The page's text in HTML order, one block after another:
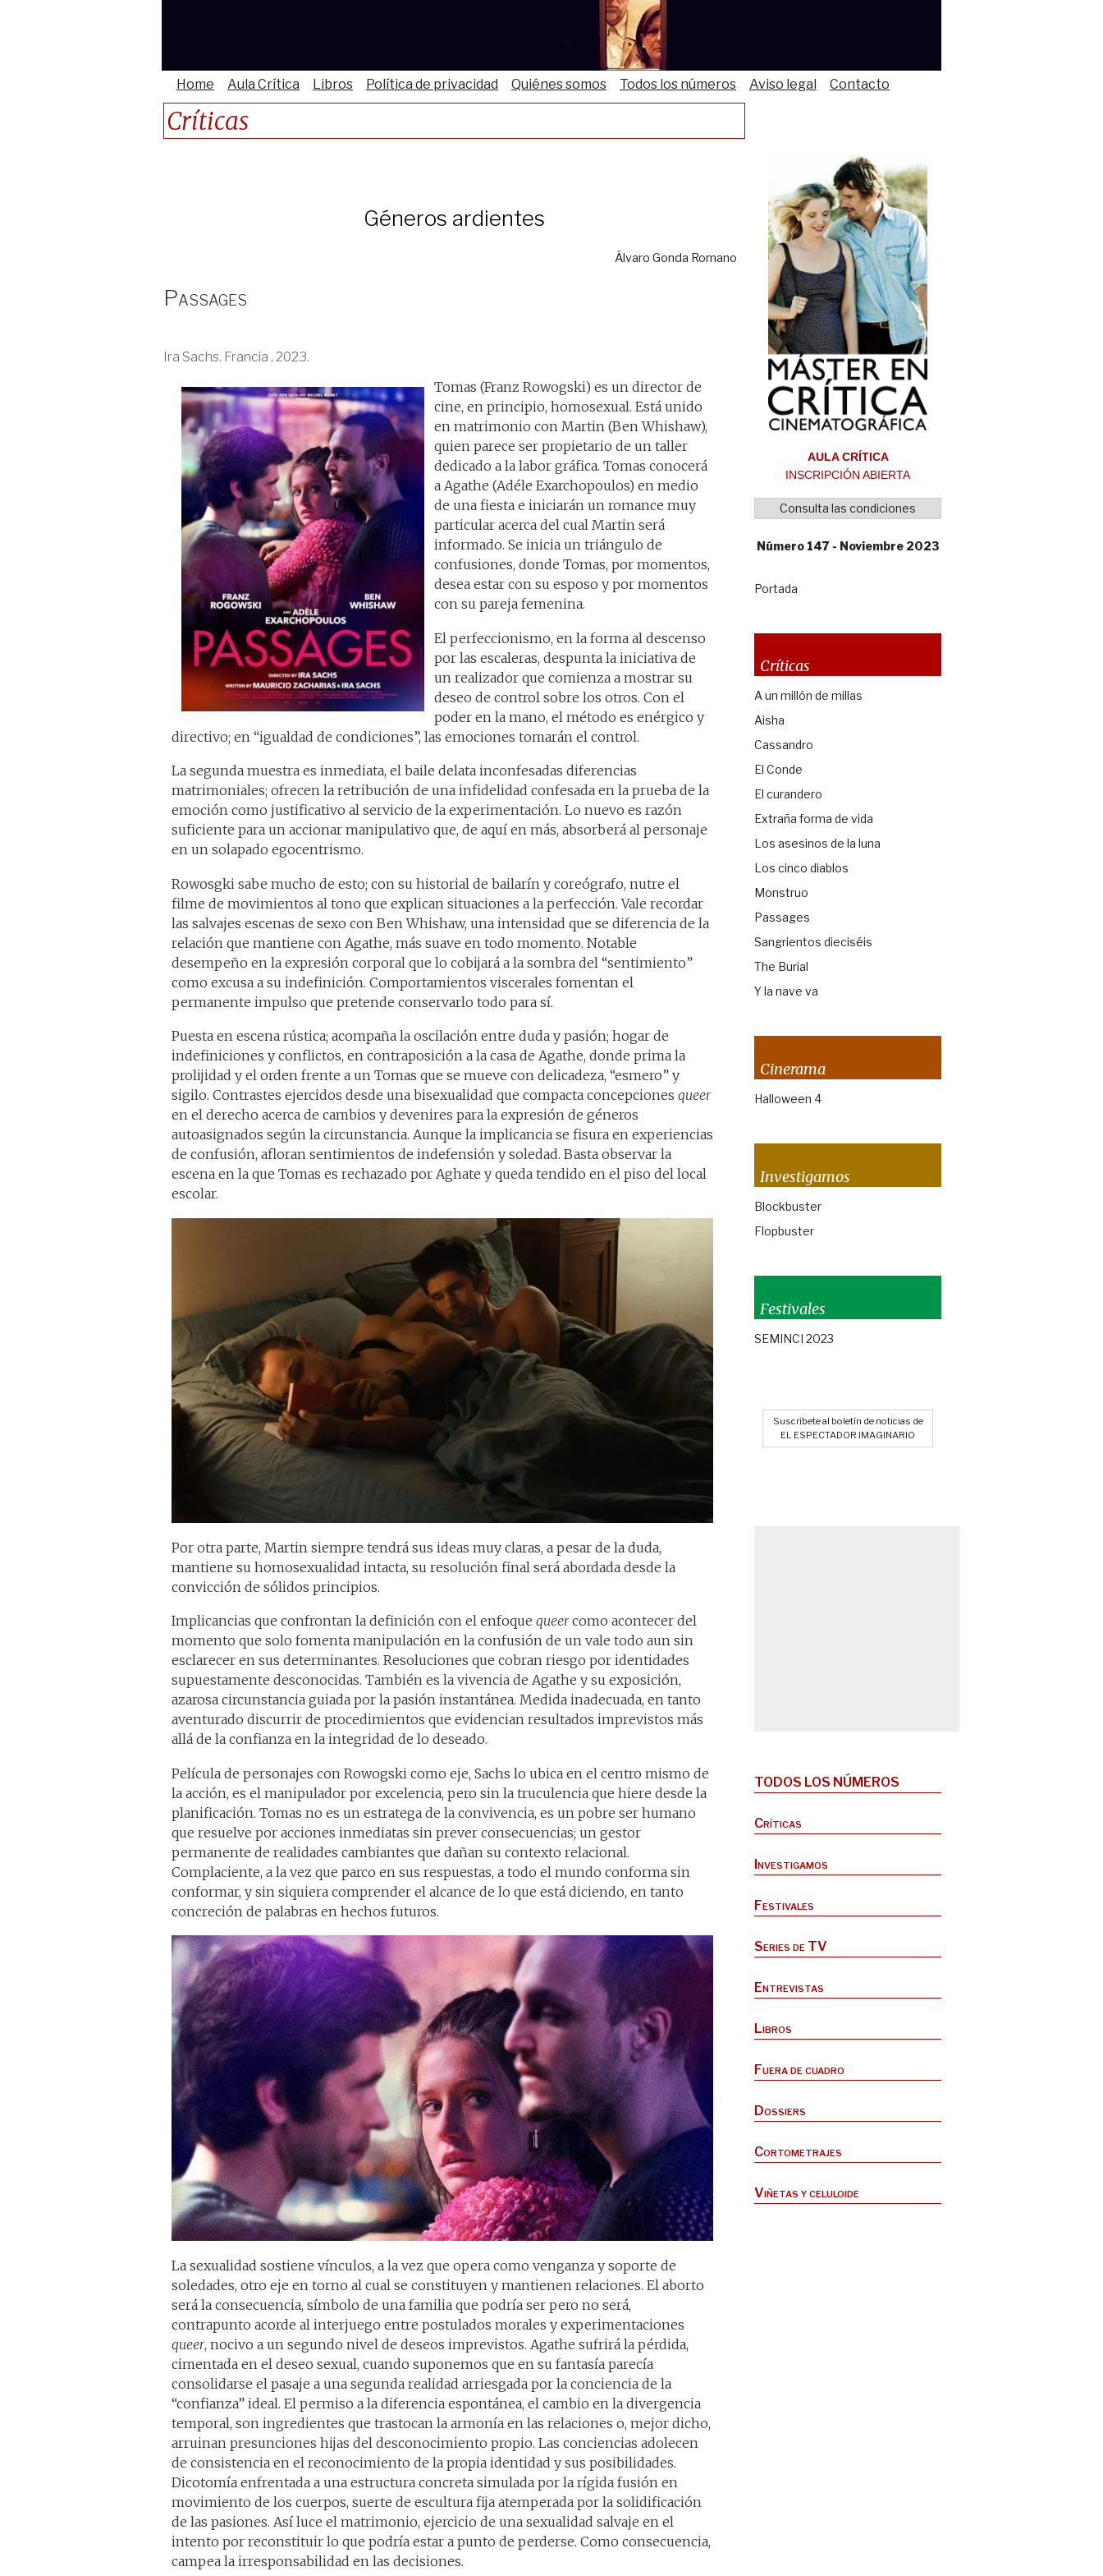
Home Aula Crítica Libros Política de privacidad Quiénes somos Todos los números Aviso legal Contacto
Críticas
Géneros ardientes
Álvaro Gonda Romano
Passages
Ira Sachs. Francia , 2023.
Tomas (Franz Rowogski) es un director de
cine, en principio, homosexual. Está unido
en matrimonio con Martin (Ben Whishaw),
quien parece ser propietario de un taller
dedicado a la labor gráfica. Tomas conocerá
a Agathe (Adéle Exarchopoulos) en medio
de una fiesta e iniciarán un romance muy
particular acerca del cual Martin será
informado. Se inicia un triángulo de
confusiones, donde Tomas, por momentos,
desea estar con su esposo y por momentos
con su pareja femenina.
El perfeccionismo, en la forma al descenso
por las escaleras, despunta la iniciativa de
un realizador que comienza a mostrar su
deseo de control sobre los otros. Con el
poder en la mano, el método es enérgico y
directivo; en “igualdad de condiciones”, las emociones tomarán el control.
La segunda muestra es inmediata, el baile delata inconfesadas diferencias
matrimoniales; ofrecen la retribución de una infidelidad confesada en la prueba de la
emoción como justificativo al servicio de la experimentación. Lo nuevo es razón
suficiente para un accionar manipulativo que, de aquí en más, absorberá al personaje
en un solapado egocentrismo.
Rowosgki sabe mucho de esto; con su historial de bailarín y coreógrafo, nutre el
filme de movimientos al tono que explican situaciones a la perfección. Vale recordar
las salvajes escenas de sexo con Ben Whishaw, una intensidad que se diferencia de la
relación que mantiene con Agathe, más suave en todo momento. Notable
desempeño en la expresión corporal que lo cobijará a la sombra del “sentimiento”
como excusa a su indefinición. Comportamientos viscerales fomentan el
permanente impulso que pretende conservarlo todo para sí.
Puesta en escena rústica; acompaña la oscilación entre duda y pasión; hogar de
indefiniciones y conflictos, en contraposición a la casa de Agathe, donde prima la
prolijidad y el orden frente a un Tomas que se mueve con delicadeza, “esmero” y
sigilo. Contrastes ejercidos desde una bisexualidad que compacta concepciones queer
en el derecho acerca de cambios y devenires para la expresión de géneros
autoasignados según la circunstancia. Aunque la implicancia se fisura en experiencias
de confusión, afloran sentimientos de indefensión y soledad. Basta observar la
escena en la que Tomas es rechazado por Aghate y queda tendido en el piso del local
escolar.
Por otra parte, Martin siempre tendrá sus ideas muy claras, a pesar de la duda,
mantiene su homosexualidad intacta, su resolución final será abordada desde la
convicción de sólidos principios.
Implicancias que confrontan la definición con el enfoque queercomo acontecer del
momento que solo fomenta manipulación en la confusión de un vale todo aun sin
esclarecer en sus determinantes. Resoluciones que cobran riesgo por identidades
supuestamente desconocidas. También es la vivencia de Agathe y su exposición,
azarosa circunstancia guiada por la pasión instantánea. Medida inadecuada, en tanto
aventurado discurrir de procedimientos que evidencian resultados imprevistos más
allá de la confianza en la integridad de lo deseado.
Película de personajes con Rowogski como eje, Sachs lo ubica en el centro mismo de
la acción, es el manipulador por excelencia, pero sin la truculencia que hiere desde la
planificación. Tomas no es un estratega de la convivencia, es un pobre ser humano
que resuelve por acciones inmediatas sin prever consecuencias; un gestor
permanente de realidades cambiantes que dañan su contexto relacional.
Complaciente, a la vez que parco en sus respuestas, a todo el mundo conforma sin
conformar, y sin siquiera comprender el alcance de lo que está diciendo, en tanto
concreción de palabras en hechos futuros.
La sexualidad sostiene vínculos, a la vez que opera como venganza y soporte de
soledades, otro eje en torno al cual se constituyen y mantienen relaciones. El aborto
será la consecuencia, símbolo de una familia que podría ser pero no será,
contrapunto acorde al interjuego entre postulados morales y experimentaciones
queer, nocivo a un segundo nivel de deseos imprevistos. Agathe sufrirá la pérdida,
cimentada en el deseo sexual, cuando suponemos que en su fantasía parecía
consolidarse el pasaje a una segunda realidad arriesgada por la conciencia de la
“confianza” ideal. El permiso a la diferencia espontánea, el cambio en la divergencia
temporal, son ingredientes que trastocan la armonía en las relaciones o, mejor dicho,
arruinan presunciones hijas del desconocimiento propio. Las conciencias adolecen
de consistencia en el reconocimiento de la propia identidad y sus posibilidades.
Dicotomía enfrentada a una estructura concreta simulada por la rígida fusión en
movimiento de los cuerpos, suerte de escultura fija atemperada por la solidificación
de las pasiones. Así luce el matrimonio, ejercicio de una sexualidad salvaje en el
intento por reconstituir lo que podría estar a punto de perderse. Como consecuencia,
campea la irresponsabilidad en las decisiones.
AULA CRÍTICA
INSCRIPCIÓN ABIERTA
Consulta las condiciones
Número 147 - Noviembre 2023
Portada
Críticas
A un millón de millas
Aisha
Cassandro
El Conde
El curandero
Extraña forma de vida
Los asesinos de la luna
Los cinco diablos
Monstruo
Passages
Sangrientos dieciséis
The Burial
Y la nave va
Cinerama
Halloween 4
Investigamos
Blockbuster
Flopbuster
Festivales
SEMINCI 2023
Suscríbete al boletín de noticias de
EL ESPECTADOR IMAGINARIO
TODOS LOS NÚMEROS
Críticas
Investigamos
Festivales
Series de TV
Entrevistas
Libros
Fuera de cuadro
Dossiers
Cortometrajes
Viñetas y celuloide